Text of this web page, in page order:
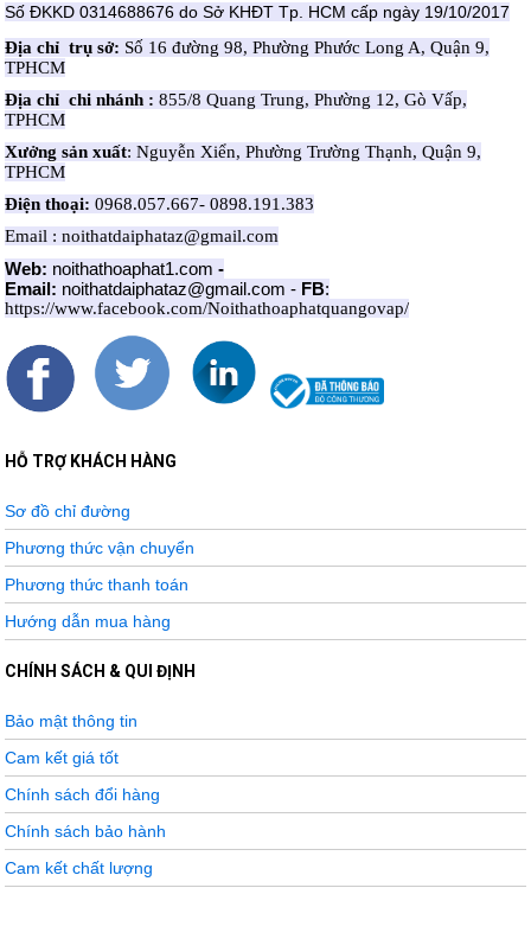
Số ĐKKD 0314688676 do Sở KHĐT Tp. HCM cấp ngày 19/10/2017
Địa chỉ trụ sở: Số 16 đường 98, Phường Phước Long A, Quận 9,
TPHCM
Địa chỉ chi nhánh :855/8 Quang Trung, Phường 12, Gò Vấp,
TPHCM
Xưởng sản xuất: Nguyễn Xiển, Phường Trường Thạnh, Quận 9,
TPHCM
Điện thoại: 0968.057.667- 0898.191.383
Email : noithatdaiphataz@gmail.com
Web: noithathoaphat1.com-
Email: noithatdaiphataz@gmail.com - FB:
https://www.facebook.com/Noithathoaphatquangovap/
HỖ TRỢ KHÁCH HÀNG
Sơ đồ chỉ đường
Phương thức vận chuyển
Phương thức thanh toán
Hướng dẫn mua hàng
CHÍNH SÁCH & QUI ĐỊNH
Bảo mật thông tin
Cam kết giá tốt
Chính sách đổi hàng
Chính sách bảo hành
Cam kết chất lượng